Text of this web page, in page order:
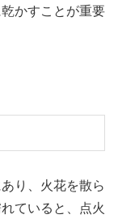
かすことが重要
り、火花を散ら
ていると、点火